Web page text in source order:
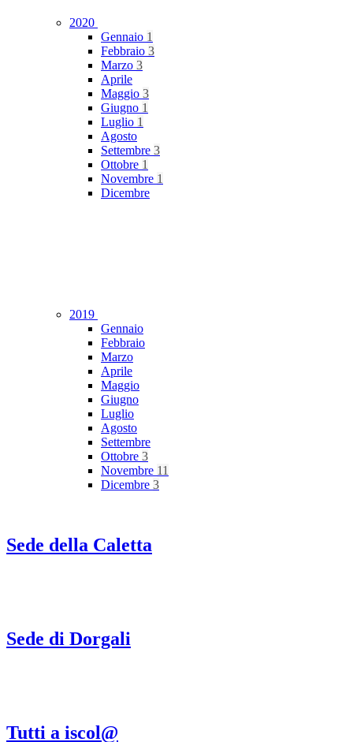
2020
Gennaio 1
Febbraio 3
Marzo 3
Aprile
Maggio 3
Giugno 1
Luglio 1
Agosto
Settembre 3
Ottobre 1
Novembre 1
Dicembre
2019
Gennaio
Febbraio
Marzo
Aprile
Maggio
Giugno
Luglio
Agosto
Settembre
Ottobre 3
Novembre 11
Dicembre 3
Sede della Caletta
Sede di Dorgali
Tutti a iscol@